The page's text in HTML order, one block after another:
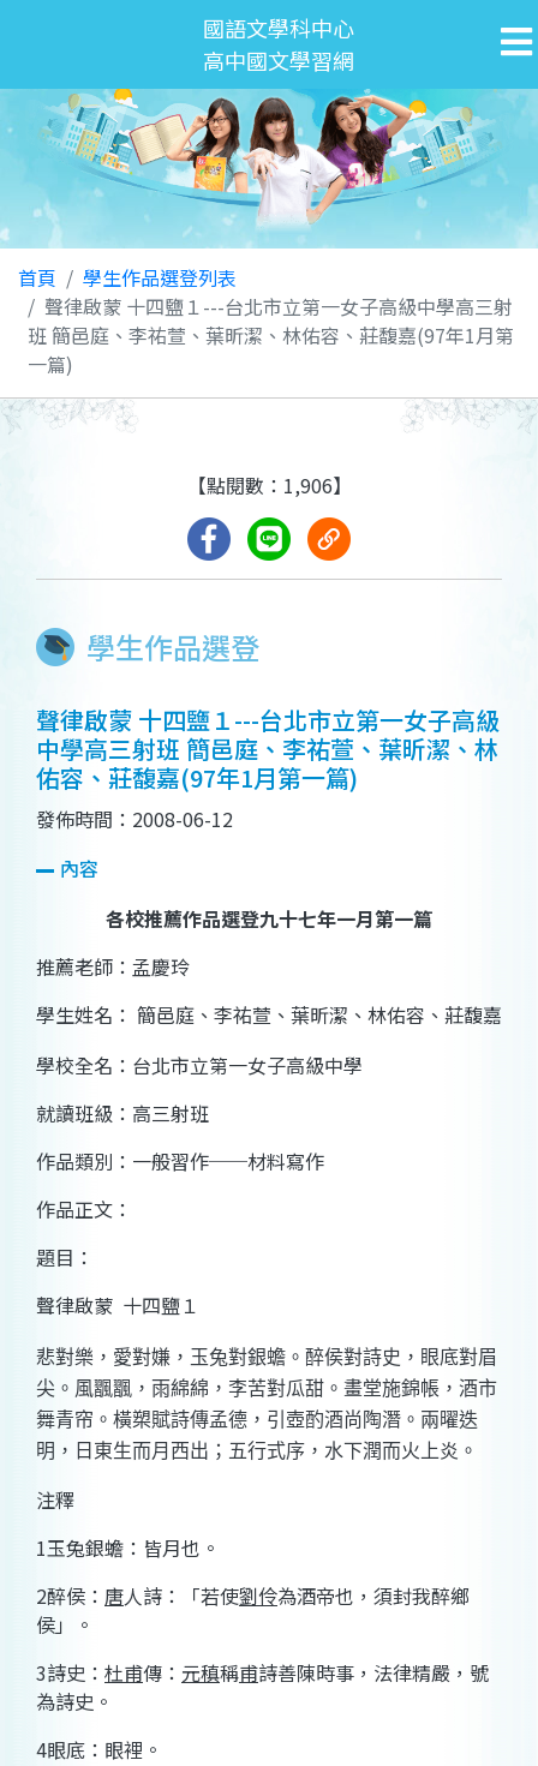
國語文學科中心
高中國文學習網
首頁
學生作品選登列表
聲律啟蒙 十四鹽１---台北市立第一女子高級中學高三射
班 簡邑庭、李祐萱、葉昕潔、林佑容、莊馥嘉(97年1月第
一篇)
學生作品選登
【點閱數：1,906】
聲律啟蒙 十四鹽１---台北市立第一女子高級
中學高三射班 簡邑庭、李祐萱、葉昕潔、林
佑容、莊馥嘉(97年1月第一篇)
發佈時間：2008-06-12
內容
各校推薦作品選登九十七年一月第一篇
推薦老師：孟慶玲
學生姓名： 簡邑庭、李祐萱、葉昕潔、林佑容、莊馥嘉
學校全名：台北市立第一女子高級中學
就讀班級：高三射班
作品類別：一般習作──材料寫作
作品正文：
題目：
聲律啟蒙 十四鹽１
悲對樂，愛對嫌，玉兔對銀蟾。醉侯對詩史，眼底對眉
尖。風飁飁，雨綿綿，李苦對瓜甜。畫堂施錦帳，酒市
舞青帘。橫槊賦詩傳孟德，引壺酌酒尚陶潛。兩曜迭
明，日東生而月西出；五行式序，水下潤而火上炎。
注釋
1玉兔銀蟾：皆月也。
2醉侯： 唐人詩：「若使劉伶為酒帝也，須封我醉鄉
侯」。
3詩史： 杜甫傳： 元稹稱甫詩善陳時事，法律精嚴，號
為詩史。
4眼底：眼裡。